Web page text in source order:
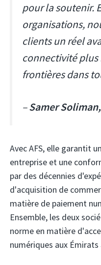
pour la soutenir.
organisations,
clients un réel
connectivité plus
frontières dans
–Samer Soliman,
Avec AFS, elle garantit
entreprise et une
par des décennies
d'acquisition de
matière de paiement
Ensemble, les deux
norme en matière
numériques aux Émirats